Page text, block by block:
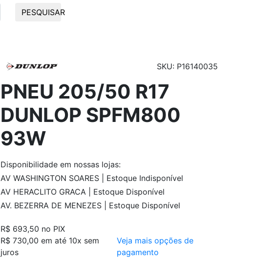
PESQUISAR
SKU: P16140035
PNEU 205/50 R17
DUNLOP SPFM800
93W
Disponibilidade em nossas lojas:
AV WASHINGTON SOARES | Estoque Indisponível
AV HERACLITO GRACA | Estoque Disponível
AV. BEZERRA DE MENEZES | Estoque Disponível
R$ 693,50 no PIX
R$ 730,00 em até 10x sem
juros
Veja mais opções de
pagamento